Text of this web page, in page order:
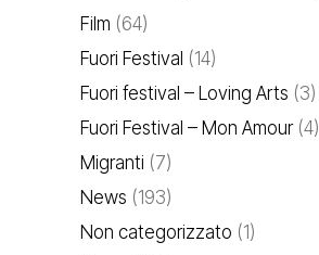
Film (64)
Fuori Festival (14)
Fuori festival – Loving Arts (3)
Fuori Festival – Mon Amour(4)
Migranti (7)
News (193)
Non categorizzato (1)